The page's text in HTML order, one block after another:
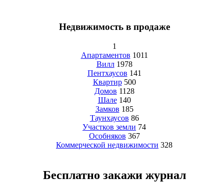
Недвижимость в продаже
1
Апартаментов 1011
Вилл 1978
Пентхаусов 141
Квартир 500
Домов 1128
Шале 140
Замков 185
Таунхаусов 86
Участков земли 74
Особняков 367
Коммерческой недвижимости 328
Бесплатно закажи журнал